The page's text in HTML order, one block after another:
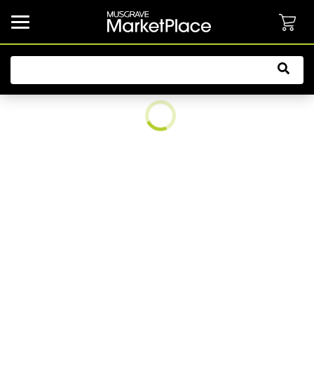
common.button.navbarCollapsed.text